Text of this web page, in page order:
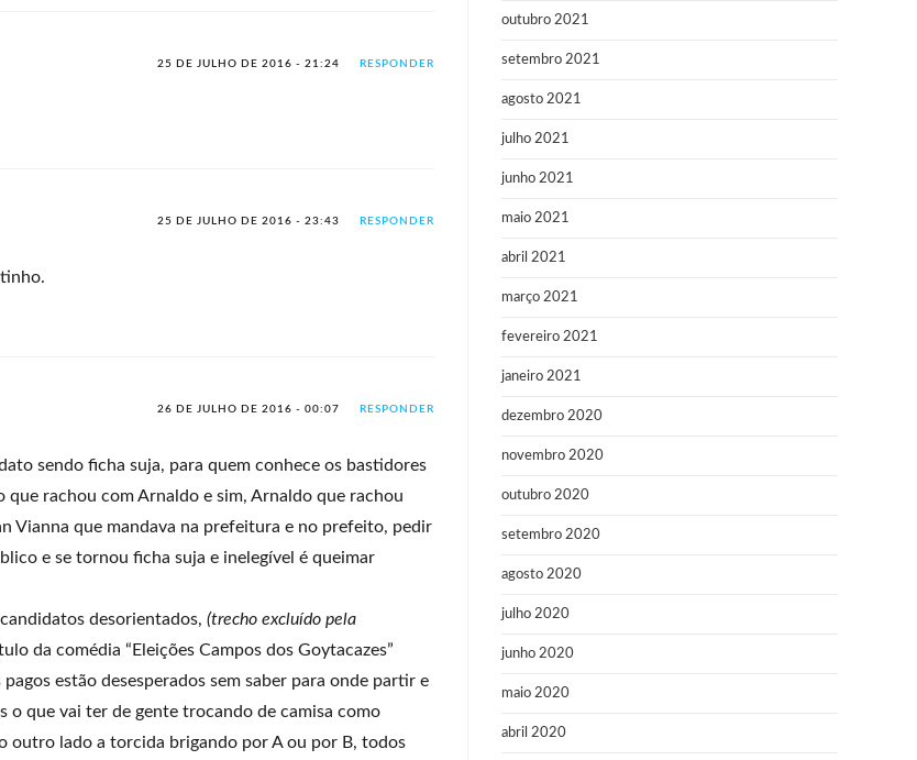
25 DE JULHO DE 2016 - 21:24 RESPONDER
25 DE JULHO DE 2016 - 23:43 RESPONDER
26 DE JULHO DE 2016 - 00:07 RESPONDER
sendo ficha suja, para quem conhece os bastidores
rachou com Arnaldo e sim, Arnaldo que rachou
Vianna que mandava na prefeitura e no prefeito, pedir
e se tornou ficha suja e inelegível é queimar
desorientados, (trecho excluído pela
da comédia “Eleições Campos dos Goytacazes”
estão desesperados sem saber para onde partir e
que vai ter de gente trocando de camisa como
outro lado a torcida brigando por A ou por B, todos
outubro 2021
setembro 2021
agosto 2021
julho 2021
junho 2021
maio 2021
abril 2021
março 2021
fevereiro 2021
janeiro 2021
dezembro 2020
novembro 2020
outubro 2020
setembro 2020
agosto 2020
julho 2020
junho 2020
maio 2020
abril 2020